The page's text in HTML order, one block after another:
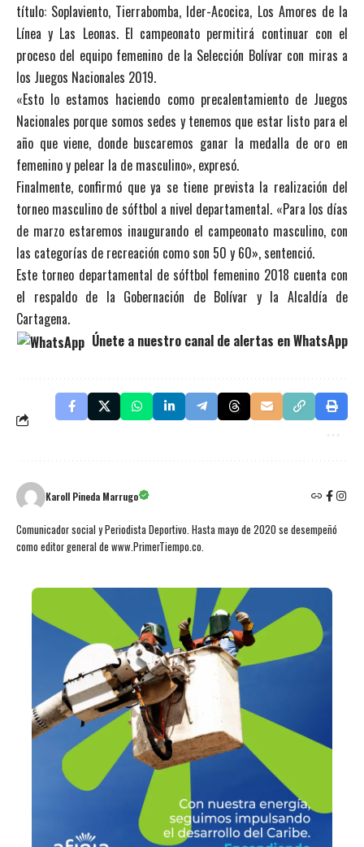
título: Soplaviento, Tierrabomba, Ider-Acocica, Los Amores de la
Línea y Las Leonas. El campeonato permitirá continuar con el
proceso del equipo femenino de la Selección Bolívar con miras a
los Juegos Nacionales 2019.
«Esto lo estamos haciendo como precalentamiento de Juegos
Nacionales porque somos sedes y tenemos que estar listo para el
año que viene, donde buscaremos ganar la medalla de oro en
femenino y pelear la de masculino», expresó.
Finalmente, confirmó que ya se tiene prevista la realización del
torneo masculino de sóftbol a nivel departamental. «Para los días
de marzo estaremos inaugurando el campeonato masculino, con
las categorías de recreación como son 50 y 60», sentenció.
Este torneo departamental de sóftbol femenino 2018 cuenta con
el respaldo de la Gobernación de Bolívar y la Alcaldía de
Cartagena.
Únete a nuestro canal de alertas en WhatsApp
Karoll Pineda Marrugo
Comunicador social y Periodista Deportivo. Hasta mayo de 2020 se desempeñó
como editor general de www.PrimerTiempo.co.